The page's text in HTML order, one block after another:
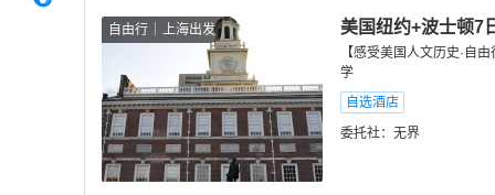
自由行 上海出发 美国纽约+波士顿7
【感受美国人文历史·自
学
自选酒店
委托社： 无界